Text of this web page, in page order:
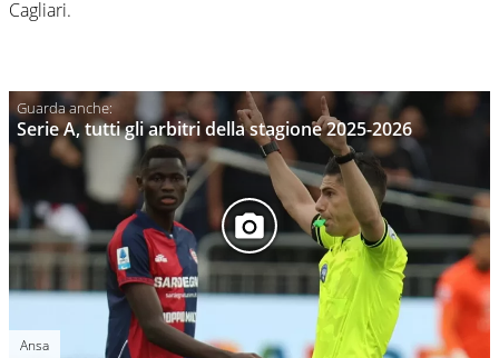
Cagliari.
Serie A, tutti gli arbitri della stagione 2025-2026
Ansa